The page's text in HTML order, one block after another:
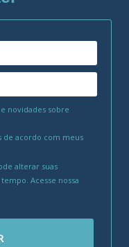
novidades sobre
de acordo com meus
alterar suas
Acesse nossa